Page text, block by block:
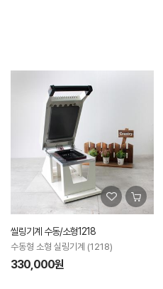
씰링기계 수동/소형1218
수동형 소형 실링기계 (1218)
330,000원